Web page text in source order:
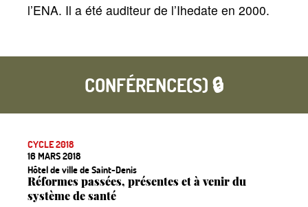
l’ENA. Il a été auditeur de l’Ihedate en 2000.
CONFÉRENCE(S) 🔒
CYCLE 2018
16 MARS 2018
Hôtel de ville de Saint-Denis
Réformes passées, présentes et à venir du
système de santé